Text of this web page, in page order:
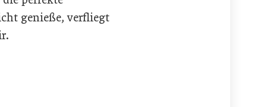
genieße, verfliegt